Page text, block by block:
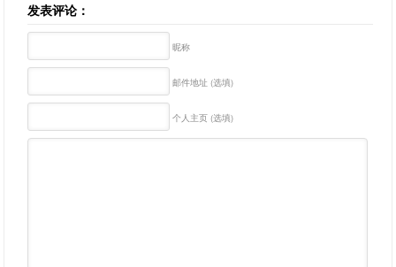
发表评论：
昵称
邮件地址 (选填)
个人主页 (选填)